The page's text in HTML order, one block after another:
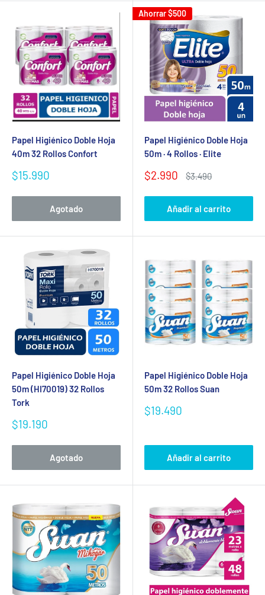
Papel Higiénico Doble Hoja
40m 32 Rollos Confort
Precio
venta
$15.990
Agotado
Ahorrar$500
Papel Higiénico Doble Hoja
50m · 4 Rollos · Elite
Precio
venta
$2.990
Precio
$3.490
Añadir al carrito
Papel Higiénico Doble Hoja
50m (HI70019) 32 Rollos
Tork
Precio
venta
$19.190
Agotado
Papel Higiénico Doble Hoja
50m 32 Rollos Suan
Precio
$19.490
Añadir al carrito